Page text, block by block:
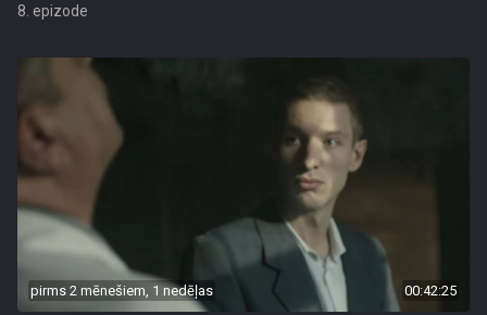
8. epizode
pirms 2 mēnešiem, 1 nedēļas 00:42:25